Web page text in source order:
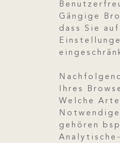
Gängige
dass Sie
Ihres
Welche
gehören